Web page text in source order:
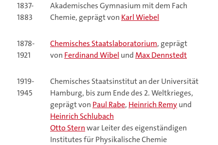
1837-
1883
Akademisches Gymnasium mit dem Fach
Chemie, geprägt von Karl Wiebel
1878-
1921
Chemisches Staatslaboratorium, geprägt
von Ferdinand Wibel undMax Dennstedt
1919-
1945
Chemisches Staatsinstitut an der Universität
Hamburg, bis zum Ende des 2. Weltkrieges,
geprägt von Paul Rabe, Heinrich Remyund
Heinrich Schlubach
Otto Sternwar Leiter des eigenständigen
Institutes für Physikalische Chemie